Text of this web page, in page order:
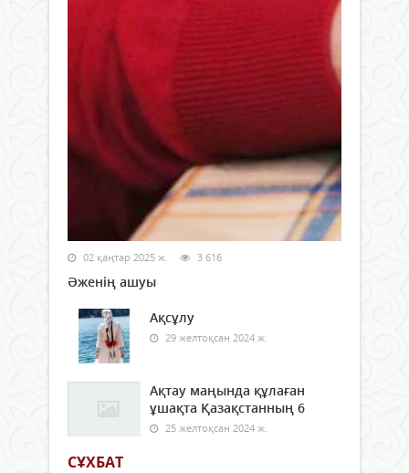
02 қаңтар 2025 ж. 3 616
Әженің ашуы
Ақсұлу
29 желтоқсан 2024 ж.
Ақтау маңында құлаған
ұшақта Қазақстанның 6
25 желтоқсан 2024 ж.
СҰХБАТ